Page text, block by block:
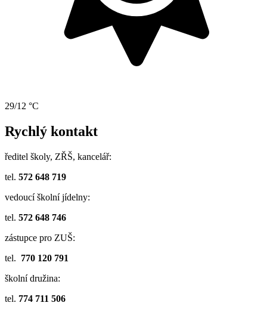
29/12 °C
Rychlý kontakt
ředitel školy, ZŘŠ, kancelář:
tel. 572 648 719
vedoucí školní jídelny:
tel. 572 648 746
zástupce pro ZUŠ:
tel. 770 120 791
školní družina:
tel. 774 711 506